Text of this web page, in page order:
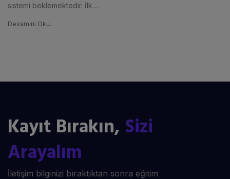
sistemi beklemektedir. İlk…
Devamını Oku..
Kayıt Bırakın, Sizi
Arayalım
İletişim bilginizi bıraktıktan sonra eğitim